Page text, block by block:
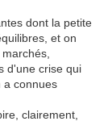
dont la petite
et on
d'une crise qui
a connues
clairement,